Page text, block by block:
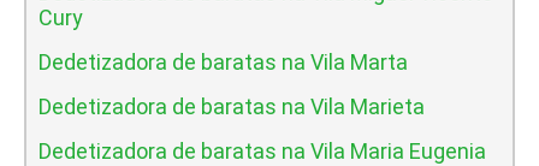
Cury
Dedetizadora de baratas na Vila Marta
Dedetizadora de baratas na Vila Marieta
Dedetizadora de baratas na Vila Maria Eugenia